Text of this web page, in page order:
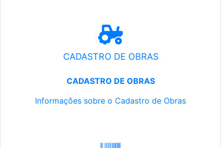
CADASTRO DE OBRAS
CADASTRO DE OBRAS
Informações sobre o Cadastro de Obras